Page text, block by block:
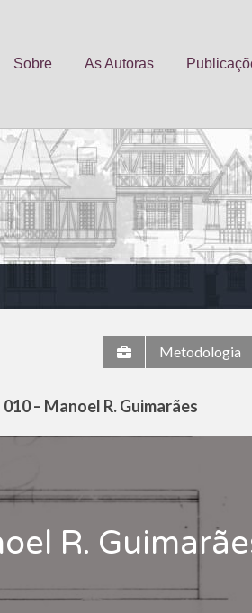
Sobre As Autoras
Metodologia
010 – Manoel R. Guimarães
R.